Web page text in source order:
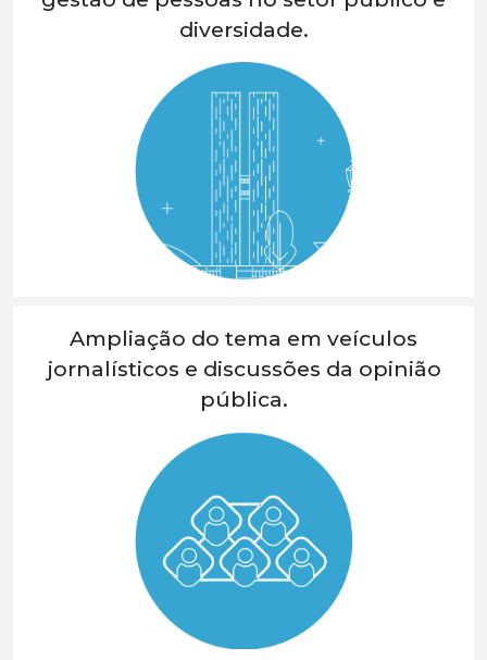
diversidade.
Ampliação do tema em veículos
jornalísticos e discussões da opinião
pública.